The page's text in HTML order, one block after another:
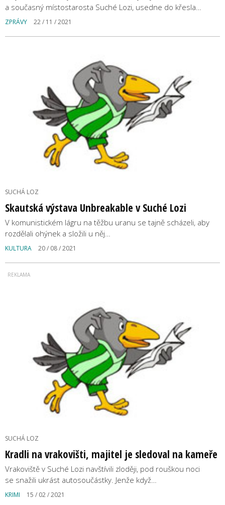
a současný místostarosta Suché Lozi, usedne do křesla…
ZPRÁVY 22 / 11 / 2021
SUCHÁ LOZ
Skautská výstava Unbreakable v Suché Lozi
V komunistickém lágru na těžbu uranu se tajně scházeli, aby
rozdělali ohýnek a složili u něj…
KULTURA 20 / 08 / 2021
SUCHÁ LOZ
Kradli na vrakovišti, majitel je sledoval na kameře
Vrakoviště v Suché Lozi navštívili zloději, pod rouškou noci
se snažili ukrást autosoučástky. Jenže když…
KRIMI 15 / 02 / 2021